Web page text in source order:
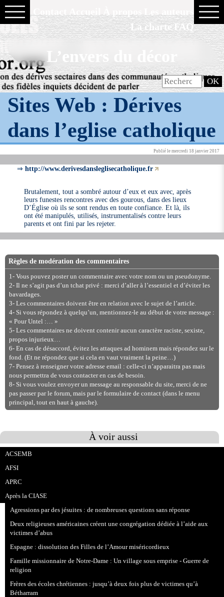
La charte FAQ
L’envers du décor
Sites Web :Dérives
dans l’eglise catholique
Publié le mercredi 18 janvier 2017
⇒http://www.derivesdansleglisecatholique.fr
Brutalement, tout a sombré autour d’eux et eux avec, après
leurs funestes rencontres avec des gourous, dans des lieux
D’Église où ils se sont rendus en toute confiance. Et là, ils
ont été manipulés, utilisés, instrumentalisés contre leurs
parents et ont fini par les rejeter.
Règles de modération des commentaires
1- Vous pouvez poster un commentaire avec votre nom ou un pseudonyme.
2- Il ne s’agit pas d’un tchat privé : merci d’aller à l’essentiel et d’éviter les
bavardages.
3- Les commentaires doivent être en relation avec le sujet de l’article.
4- Si vous répondez à quelqu’un, mentionnez-le au début de votre message :
« Pour Untel :… »
5- Les commentaires ne doivent contenir aucun caractère raciste, sexiste,
propos injurieux…
6- En cas de désaccord, évitez les attaques ad hominem mais répondez sur le
fond. (Et ne répondez que si cela en vaut vraiment la peine…)
7- Pensez à renseigner votre adresse email : celle-ci n’apparaitra pas mais
nous permettra de vous contacter en cas de besoin.
8- Si vous voulez envoyer un message au responsable du site, merci de ne
pas passer par le forum, mais par le formulaire de contact (dans le menu
principal, tout en haut à gauche).
À voir aussi
ACSEMB
AFSI
APRC
Après la CIASE
Agressions par des jésuites : de nombreuses questions sans réponse
Deux religieuses américaines créent une congrégation dédiée à l’aide aux
victimes d’abus
Espagne : dissolution des Filles de l’Amour miséricordieux
Famille missionnaire de Notre-Dame : Un village sous emprise - Guerre de
religion
Frères des écoles chrétiennes : jusqu’à deux fois plus de victimes qu’à
Bétharram